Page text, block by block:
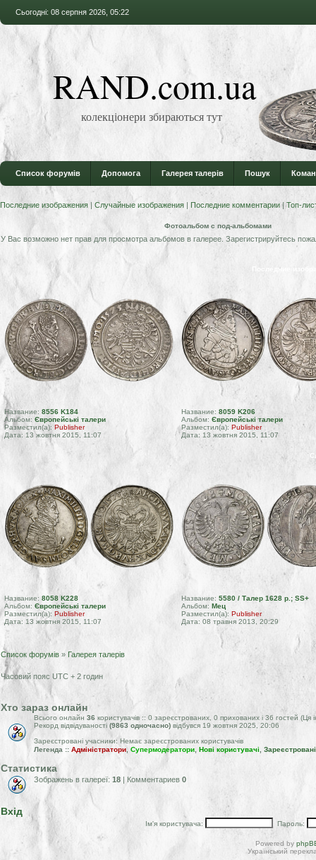
Сьогодні: 08 серпня 2026, 05:22
RAND.com.ua
колекціонери збираються тут
Список форумів Допомога Галерея талерів Пошук
Последние изображения | Случайные изображения | Последние комментарии|Топ-
Фотоальбом с под-альбомами
У Вас возможно нет прав для просмотра альбомов в галерее. Зарегистрируйтесь
Последние
Название: 8556 K184
Альбом: Європейські талери
Разместил(а): Publisher
Дата: 13 жовтня 2015, 11:07
Название: 8059 K206
Альбом: Європейські талери
Разместил(а): Publisher
Дата: 13 жовтня 2015, 11:07
Название: 8058 K228
Альбом: Європейські талери
Разместил(а): Publisher
Дата: 13 жовтня 2015, 11:07
Название: 5580 / Талер 1628 р.; SS+
Альбом: Мец
Разместил(а): Publisher
Дата: 08 травня 2013, 20:29
Список форумів » Галерея талерів
Часовий пояс UTC + 2 годин
Хто зараз онлайн
Всього онлайн 36 користувачів :: 0 зареєстрованих, 0 прихованих і 36 гостей (Ця
Рекорд відвідуваності (9863 одночасно) відбувся 19 жовтня 2025, 20:06
Зареєстровані учасники: Немає зареєстрованих користувачів
Легенда :: Адміністратори Супермодератори Нові користувачі
Статистика
Зображень в галереї: 18 | Комментариев 0
Вхід
Ім'я користувача: Пароль:
Powered by
Український